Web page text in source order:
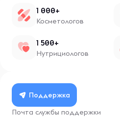
1 000+
Косметологов
1 500+
Нутрициологов
Поддержка
Почта службы поддержки